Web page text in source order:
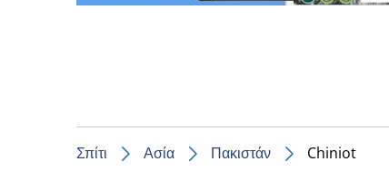
Σπίτι Ασία Πακιστάν Chiniot